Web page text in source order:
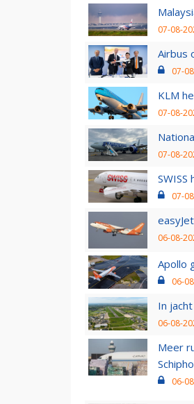
07-08-
Airbus
07-
KLM
07-08-
07-08-
07-
06-08-
Apollo
06-
In
06-08-
Meer
06-